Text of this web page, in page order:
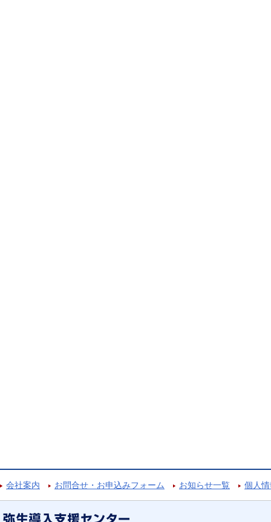
会社案内 お問合せ・お申込みフォーム お知らせ一覧 個人